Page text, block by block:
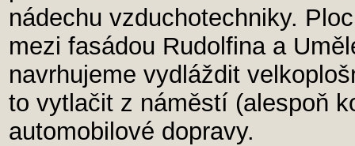
nádechu vzduchotechniky.
mezi fasádou Rudolfina a
navrhujeme vydláždit
to vytlačit z náměstí (alespoň
automobilové dopravy.